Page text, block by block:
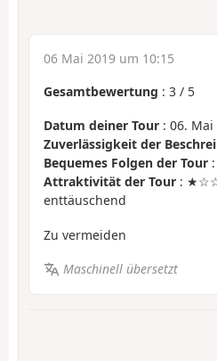
06 Mai 2019 um 10:15
Gesamtbewertung : 3 / 5
Datum deiner Tour : 06. Mai
Zuverlässigkeit der
Bequemes Folgen der Tour
Attraktivität der Tour :
enttäuschend
Zu vermeiden
Maschinell übersetzt